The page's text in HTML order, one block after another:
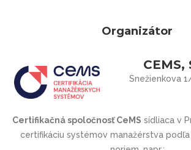
Organizátor
CEMS,
Snežienkova
Certifikačná spoločnosť CeMS sídliaca v
certifikáciu systémov manažérstva podľa